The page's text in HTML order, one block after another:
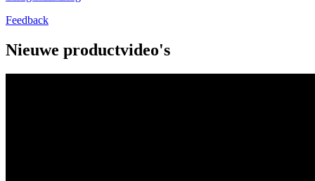
Feedback
Nieuwe productvideo's